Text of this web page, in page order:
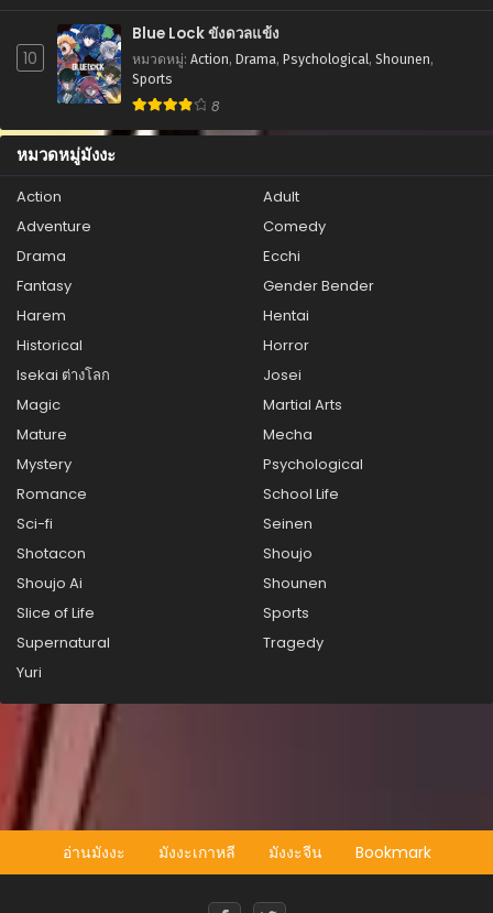
ตอนที่ 70
สิงหาคม 20, 2025
ตอนที่ 69
สิงหาคม 20, 2025
ตอนที่ 68
ตอนที่ 67
ตอนที่ 66
สิงหาคม 20, 2025
สิงหาคม 20, 2025
ตอนที่ 64
ตอนที่ 63
สิงหาคม 20, 2025
ตอนที่ 62
สิงหาคม 20, 2025
สิงหาคม 20, 2025
สิงหาคม 20, 2025
ตอนที่ 59
สิงหาคม 20, 2025
ตอนที่ 58
สิงหาคม 20, 2025
10
Blue Lock ขังดวลแข้ง
หมวดหมู่: Action, Drama, Psychological, Shounen,
Sports
8
หมวดหมู่มังงะ
Action
Adult
Adventure
Comedy
Drama
Ecchi
Fantasy
Gender Bender
Harem
Hentai
Historical
Horror
Isekai ต่างโลก
Josei
Magic
Martial Arts
Mature
Mecha
Mystery
Psychological
Romance
School Life
Sci-fi
Seinen
Shotacon
Shoujo
Shoujo Ai
Shounen
Slice of Life
Sports
Supernatural
Tragedy
Yuri
อ่านมังงะ มังงะเกาหลี มังงะจีน Bookmark